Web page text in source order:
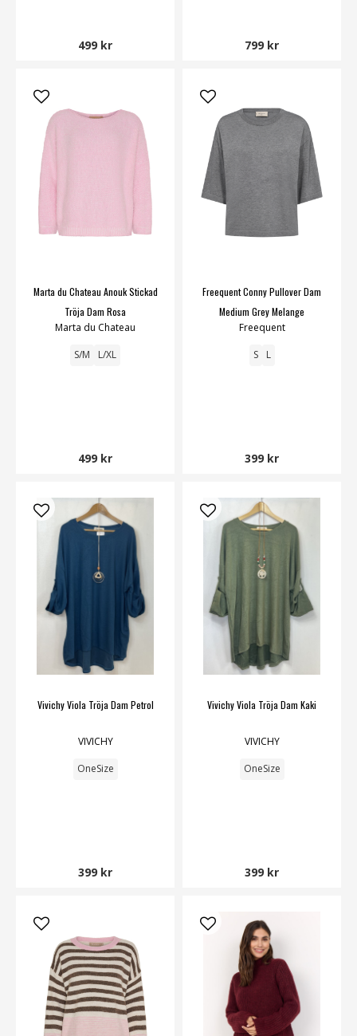
499 kr 799 kr
Marta du Chateau Anouk Stickad
Tröja Dam Rosa
Marta du Chateau
S/M L/XL
499 kr
Freequent Conny Pullover Dam
Medium Grey Melange
Freequent
S L
399 kr
Vivichy Viola Tröja Dam Petrol
VIVICHY
OneSize
399 kr
Vivichy Viola Tröja Dam Kaki
VIVICHY
OneSize
399 kr